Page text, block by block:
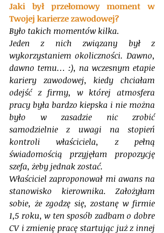
Jaki był przełomowy moment w
Twojej karierze zawodowej?
Było takich momentów kilka.
Jeden z nich związany był z
wykorzystaniem okoliczności. Dawno,
dawno temu… :), na wczesnym etapie
kariery zawodowej, kiedy chciałam
odejść z firmy, w której atmosfera
pracy była bardzo kiepska i nie można
było w zasadzie nic zrobić
samodzielnie z uwagi na stopień
kontroli właściciela, z pełną
świadomością przyjęłam propozycję
szefa, żeby jednak zostać.
Właściciel zaproponował mi awans na
stanowisko kierownika. Założyłam
sobie, że zgodzę się, zostanę w firmie
1,5 roku, w ten sposób zadbam o dobre
CV i zmienię pracę startując już z innej